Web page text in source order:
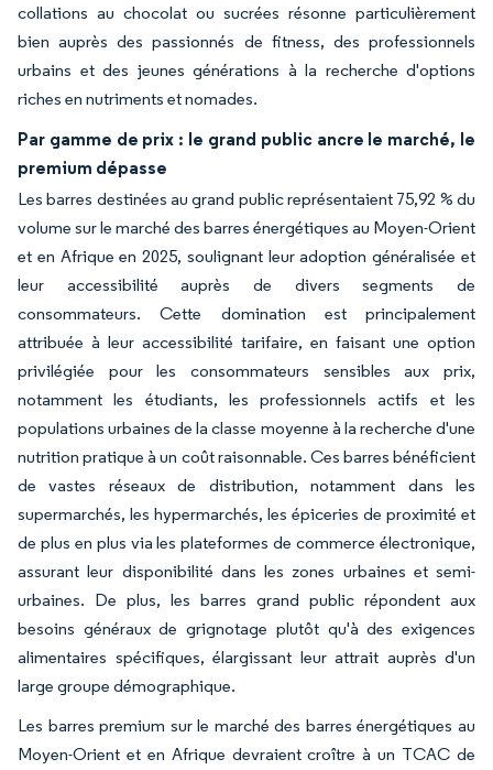
collations au chocolat ou sucrées résonne particulièrement
bien auprès des passionnés de fitness, des professionnels
urbains et des jeunes générations à la recherche d'options
riches en nutriments et nomades.
Par gamme de prix : le grand public ancre le marché, le
premium dépasse
Les barres destinées au grand public représentaient 75,92 % du
volume sur le marché des barres énergétiques au Moyen-Orient
et en Afrique en 2025, soulignant leur adoption généralisée et
leur accessibilité auprès de divers segments de
consommateurs. Cette domination est principalement
attribuée à leur accessibilité tarifaire, en faisant une option
privilégiée pour les consommateurs sensibles aux prix,
notamment les étudiants, les professionnels actifs et les
populations urbaines de la classe moyenne à la recherche d'une
nutrition pratique à un coût raisonnable. Ces barres bénéficient
de vastes réseaux de distribution, notamment dans les
supermarchés, les hypermarchés, les épiceries de proximité et
de plus en plus via les plateformes de commerce électronique,
assurant leur disponibilité dans les zones urbaines et semi-
urbaines. De plus, les barres grand public répondent aux
besoins généraux de grignotage plutôt qu'à des exigences
alimentaires spécifiques, élargissant leur attrait auprès d'un
large groupe démographique.
Les barres premium sur le marché des barres énergétiques au
Moyen-Orient et en Afrique devraient croître à un TCAC de